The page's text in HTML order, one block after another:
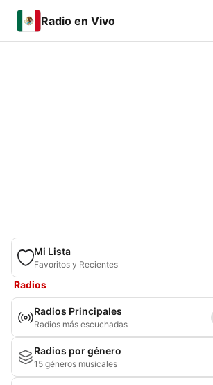
Radio en Vivo
Mi Lista
Favoritos y Recientes
Radios
Radios Principales
Radios más escuchadas
Radios por género
15 géneros musicales